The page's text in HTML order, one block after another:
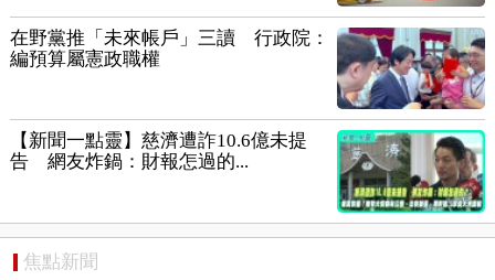
在野黨推「未來帳戶」三讀 行政院：
編預算屬憲政職權
【新聞一點靈】慈濟遭詐10.6億未提
告 網友炸鍋：財報怎過的...
焦點新聞